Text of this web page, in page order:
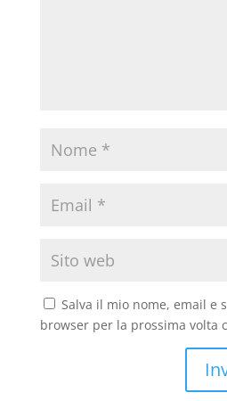
Salva il mio nome, email e
browser per la prossima volta